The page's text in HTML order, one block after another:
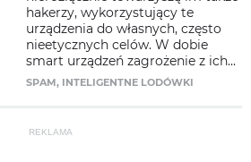
hakerzy, wykorzystujący te
urządzenia do własnych, często
nieetycznych celów. W dobie
smart urządzeń zagrożenie z ich...
SPAM, INTELIGENTNE LODÓWKI
REKLAMA